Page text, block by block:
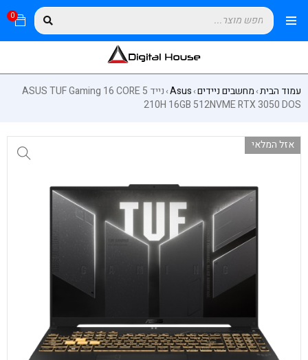
0
עמוד הבית›מחשבים ניידים›
Asus
›
נייד ASUS TUF Gaming 16 CORE 5
210H 16GB 512NVME RTX 3050 DOS
אזל המלאי